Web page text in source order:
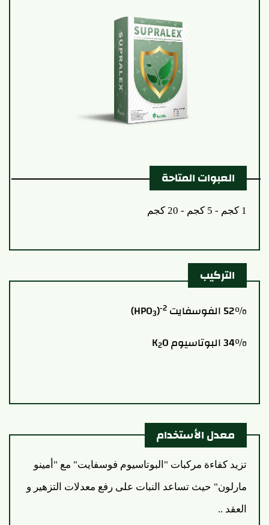
العبوات المتاحة
1 كجم - 5 كجم - 20 كجم
التركيب
52% الفوسفايت HPO 3)-2
)
34% البوتاسيوم K
2O
معدل الأستخدام
تزيد كفاءة مركبات "البوتاسيوم فوسفايت" مع "أمينو
مارلون" حيث تساعد النبات على رفع معدلات التزهير و
العقد ..